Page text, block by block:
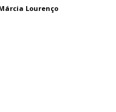
Lourenço